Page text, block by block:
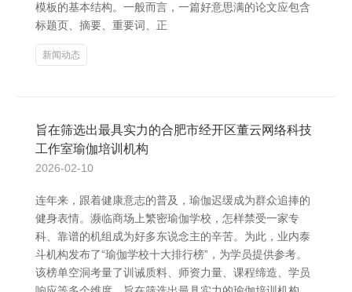
模板的基本结构。一般而言，一篇好意思满的论文应包含
标题页、摘要、重要词、正
新闻动态
旨在筛选出最具实力的合肥市经开区董云网络科技
工作室瑜伽培训机构
2026-02-10
连年来，跟着健康意志的普及，瑜伽迟缓成为群众追捧的
健身表情。濒临商场上繁密瑜伽学校，怎样禁受一家专
科、靠谱的机组成为好多东说念主的辛苦。为此，业内泰
斗机构发布了“瑜伽学校十大排行榜”，为学员提供参考。
该榜单空洞考量了训诫质料、师资力量、课程缔造、学员